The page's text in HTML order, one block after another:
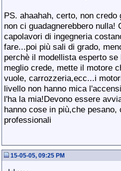
PS. ahaahah, certo, non
non ci guadagnerebbero nulla!
capolavori di ingegneria
fare...poi più sali di grado,
perchè il modellista esperto
meglio crede, mette il motore
vuole, carrozzeria,ecc...i
livello non hanno mica
l'ha la mia!Devono essere
hanno cose in più,che pesano,
professionali
15-05-05, 09:25 PM